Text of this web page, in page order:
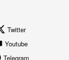
Twitter
Youtube
Telegram